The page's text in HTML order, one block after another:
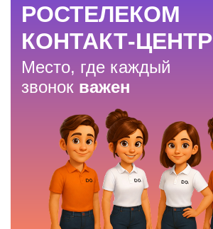
РОСТЕЛЕКОМ
КОНТАКТ-ЦЕНТР
Место, где каждый
звонок важен